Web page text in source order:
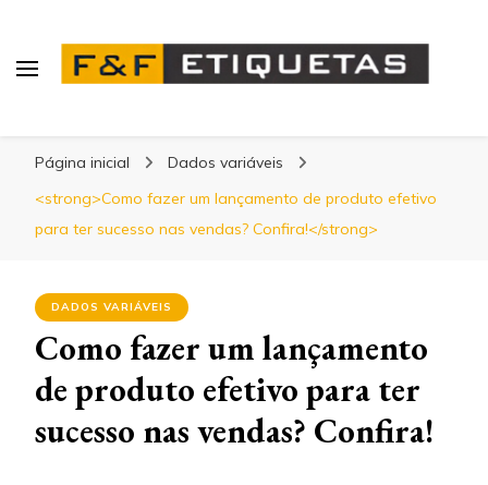
Página inicial
Dados variáveis
<strong>Como fazer um lançamento de produto efetivo
para ter sucesso nas vendas? Confira!</strong>
DADOS VARIÁVEIS
Como fazer um lançamento
de produto efetivo para ter
sucesso nas vendas? Confira!